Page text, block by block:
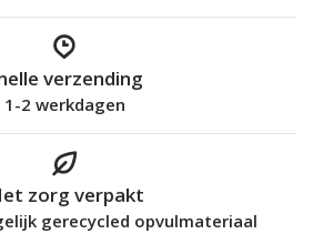
verzending
1-2 werkdagen
zorg verpakt
gerecycled opvulmateriaal